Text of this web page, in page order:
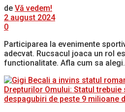
de Vă vedem!
2 august 2024
0
Participarea la evenimente
adecvat. Rucsacul joaca un rol
functionalitate. Afla cum sa